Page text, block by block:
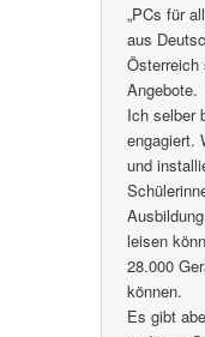
„PCs für
aus
Angebote.
Ich selber
engagiert.
und
leisen
28.000
können.
Es gibt